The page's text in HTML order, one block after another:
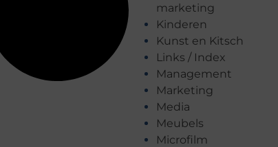
marketing
Kinderen
Kunst en Kitsch
Links / Index
Management
Marketing
Media
Meubels
Microfilm